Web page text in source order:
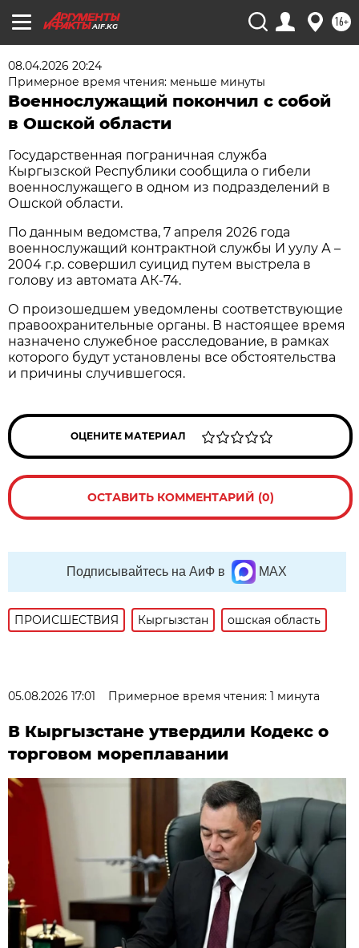
AIF.KG 16+
08.04.2026 20:24
Примерное время чтения: меньше минуты
Военнослужащий покончил с собой
в Ошской области
Государственная пограничная служба
Кыргызской Республики сообщила о гибели
военнослужащего в одном из подразделений в
Ошской области.
По данным ведомства, 7 апреля 2026 года
военнослужащий контрактной службы И уулу А –
2004 г.р. совершил суицид путем выстрела в
голову из автомата АК-74.
О произошедшем уведомлены соответствующие
правоохранительные органы. В настоящее время
назначено служебное расследование, в рамках
которого будут установлены все обстоятельства
и причины случившегося.
ОЦЕНИТЕ МАТЕРИАЛ
ОСТАВИТЬ КОММЕНТАРИЙ (0)
Подписывайтесь на АиФ в MAX
ПРОИСШЕСТВИЯ Кыргызстан ошская область
05.08.2026 17:01 Примерное время чтения: 1 минута
В Кыргызстане утвердили Кодекс о
торговом мореплавании